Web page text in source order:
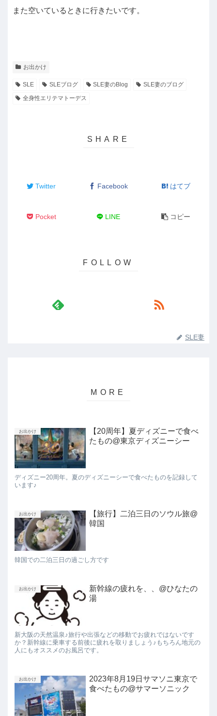
また空いているときに行きたいです。
お出かけ
SLE SLEブログ SLE妻のBlog
SLE妻のブログ
全身性エリテマトーデス
Twitter Facebook はてブ
Pocket LINE コピー
SLE妻
お出かけ
【20周年】夏ディズニーで食べ
たもの@東京ディズニーシー
ディズニー20周年。夏のディズニーシーで食べたものを記録して
います♪
お出かけ
【旅行】二泊三日のソウル旅@
韓国
韓国での二泊三日の過ごし方です
お出かけ
新幹線の疲れを、、@ひなたの
湯
新大阪の天然温泉♪旅行や出張などの移動でお疲れではないです
か？新幹線に乗車する前後に疲れを取りましょう♪もちろん地元の
人にもオススメのお風呂です。
お出かけ
2023年8月19日サマソニ東京で
食べたもの@サマーソニック